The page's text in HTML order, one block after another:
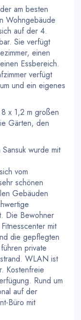
am besten
Wohngebäude
auf der 4.
Sie verfügt
einen
Essbereich.
verfügt
und ein eigenes
x 1,2 m großen
Gärten, den
wurde mit
vom
schönen
Gebäuden
Die Bewohner
mit
die gepflegten
private
WLAN ist
Kostenfreie
Rund um
auf der
Büro mit